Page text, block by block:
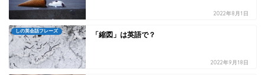
2022年8月1日
しの英会話フレーズ 「縮図」は英語で？
2022年9月18日